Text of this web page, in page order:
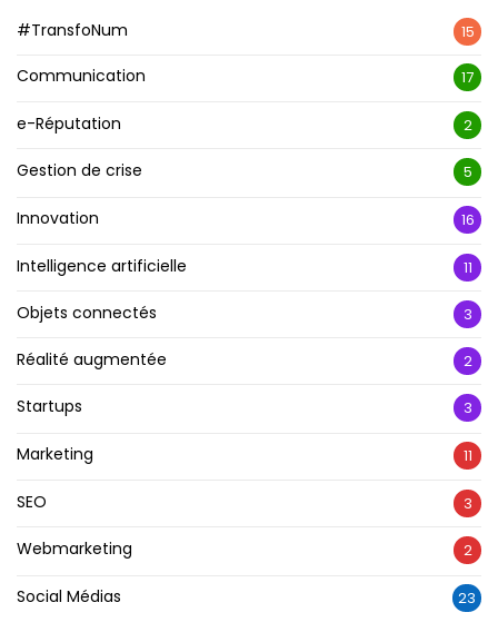
#TransfoNum 15
Communication 17
e-Réputation 2
Gestion de crise 5
Innovation 16
Intelligence artificielle 11
Objets connectés 3
Réalité augmentée 2
Startups 3
Marketing 11
SEO 3
Webmarketing 2
Social Médias 23